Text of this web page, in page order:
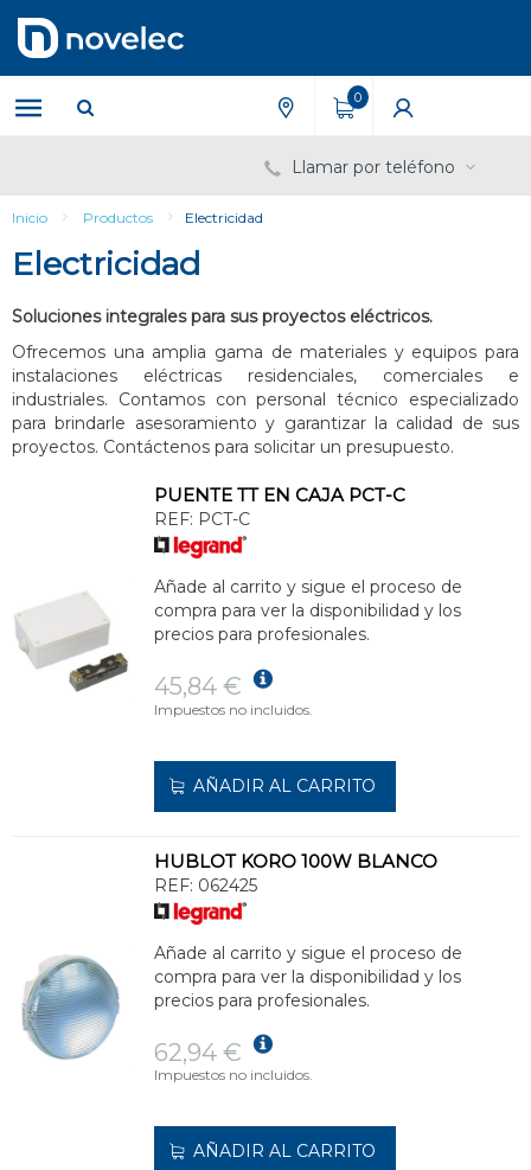
contenido
menú
de
navegación
0
Llamar por teléfono
Inicio Productos Electricidad
Electricidad
Soluciones integrales para sus proyectos eléctricos.
Ofrecemos una amplia gama de materiales y equipos para
instalaciones eléctricas residenciales, comerciales e
industriales. Contamos con personal técnico especializado
para brindarle asesoramiento y garantizar la calidad de sus
proyectos. Contáctenos para solicitar un presupuesto.
PUENTE TT EN CAJA PCT-C
REF: PCT-C
Añade al carrito y sigue el proceso de
compra para ver la disponibilidad y los
precios para profesionales.
45,84 €
Impuestos no incluidos.
AÑADIR AL CARRITO
HUBLOT KORO 100W BLANCO
REF: 062425
Añade al carrito y sigue el proceso de
compra para ver la disponibilidad y los
precios para profesionales.
62,94 €
Impuestos no incluidos.
AÑADIR AL CARRITO